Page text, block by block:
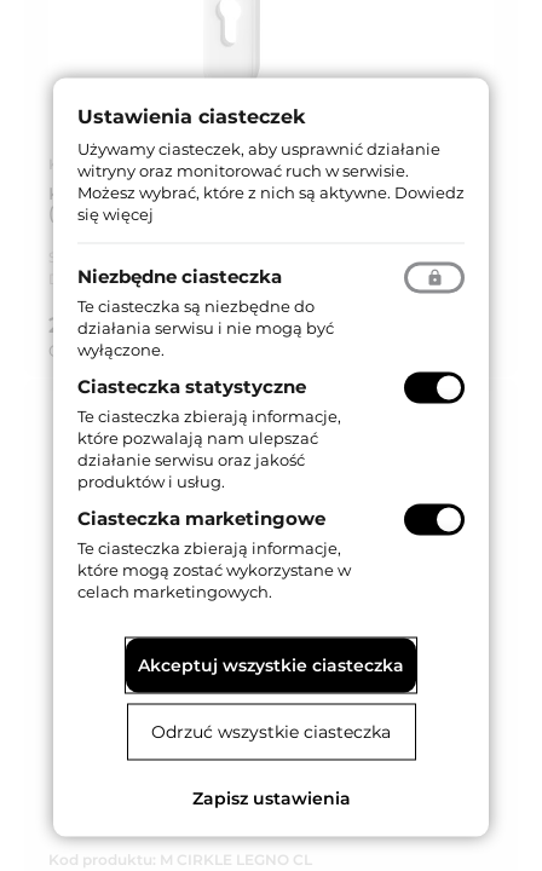
Kod produktu: 2000/1035/01
KLAMKO-UCHWYT KRONOS 92WB (PZ) SREBRNY
(F1)
Dostępność:
Dostępny
240,26 zł brutto (z VAT 23%)
Cena za:kpl
Kod produktu: M CIRKLE LEGNO CL
Ustawienia ciasteczek
Używamy ciasteczek, aby usprawnić działanie
witryny oraz monitorować ruch w serwisie.
Możesz wybrać, które z nich są aktywne. Dowiedz
się więcej
Niezbędne ciasteczka
Te ciasteczka są niezbędne do
działania serwisu i nie mogą być
wyłączone.
Ciasteczka statystyczne
Te ciasteczka zbierają informacje,
które pozwalają nam ulepszać
działanie serwisu oraz jakość
produktów i usług.
Ciasteczka marketingowe
Te ciasteczka zbierają informacje,
które mogą zostać wykorzystane w
celach marketingowych.
Akceptuj wszystkie ciasteczka
Odrzuć wszystkie ciasteczka
Zapisz ustawienia